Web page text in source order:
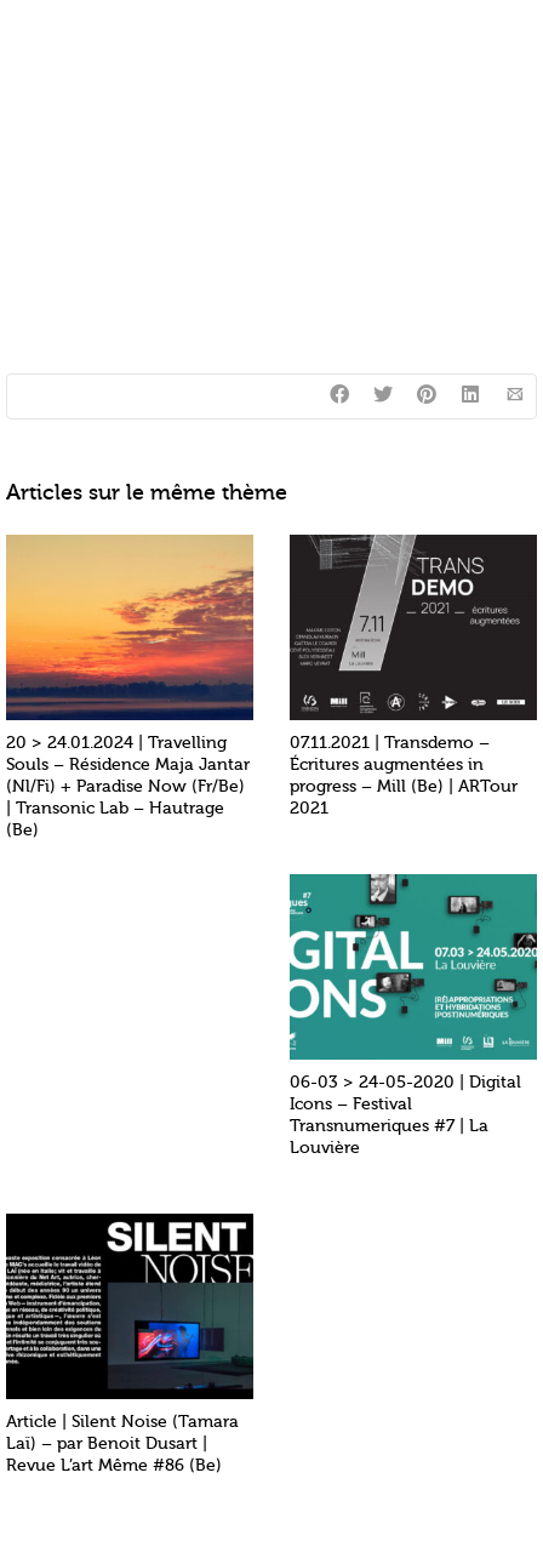
Articles sur le même thème
20 > 24.01.2024 | Travelling
Souls – Résidence Maja Jantar
(Nl/Fi) + Paradise Now (Fr/Be)
| Transonic Lab – Hautrage
(Be)
07.11.2021 | Transdemo –
Écritures augmentées in
progress – Mill (Be) | ARTour
2021
06-03 > 24-05-2020 | Digital
Icons – Festival
Transnumeriques #7 | La
Louvière
Article | Silent Noise (Tamara
Laï) – par Benoit Dusart |
Revue L’art Même #86 (Be)